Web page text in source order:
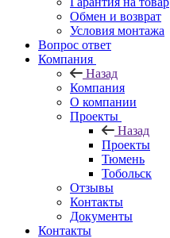
Обмен и возврат
Условия монтажа
Вопрос ответ
Компания
Назад
Компания
О компании
Проекты
Назад
Проекты
Тюмень
Тобольск
Отзывы
Контакты
Документы
Контакты